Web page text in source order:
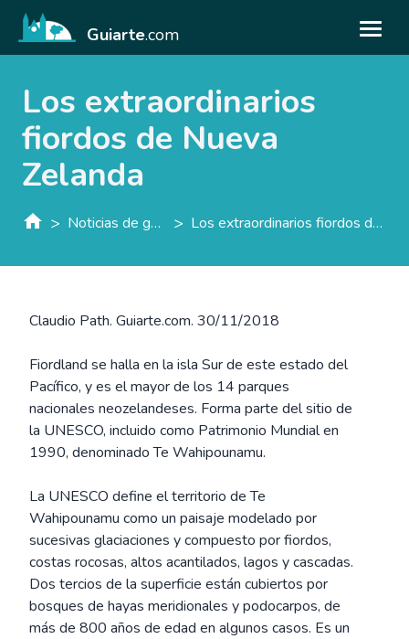
Guiarte.com
Los extraordinarios
fiordos de Nueva
Zelanda
> Noticias de guiarte.con > Los extraordinarios fiordos de Nueva Zelanda
Claudio Path. Guiarte.com. 30/11/2018
Fiordland se halla en la isla Sur de este estado del
Pacífico, y es el mayor de los 14 parques
nacionales neozelandeses. Forma parte del sitio de
la UNESCO, incluido como Patrimonio Mundial en
1990, denominado Te Wahipounamu.
La UNESCO define el territorio de Te
Wahipounamu como un paisaje modelado por
sucesivas glaciaciones y compuesto por fiordos,
costas rocosas, altos acantilados, lagos y cascadas.
Dos tercios de la superficie están cubiertos por
bosques de hayas meridionales y podocarpos, de
más de 800 años de edad en algunos casos. Es un